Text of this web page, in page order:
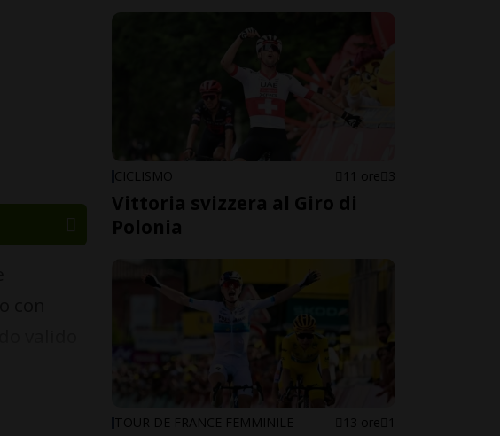
CICLISMO 11 ore 3
Vittoria svizzera al Giro di
Polonia
TOUR DE FRANCE FEMMINILE 13 ore 1